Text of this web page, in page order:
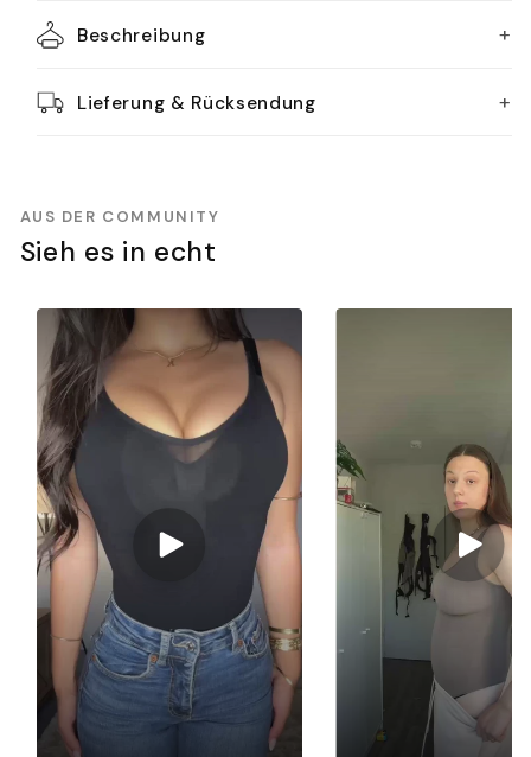
Beschreibung +
Lieferung & Rücksendung +
AUS DER COMMUNITY
Sieh es in echt